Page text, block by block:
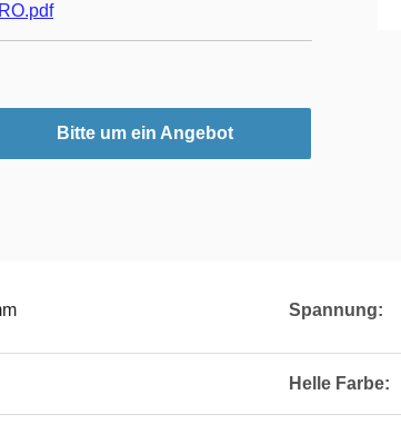
Bitte um ein Angebot
Spannung:
Helle Farbe: